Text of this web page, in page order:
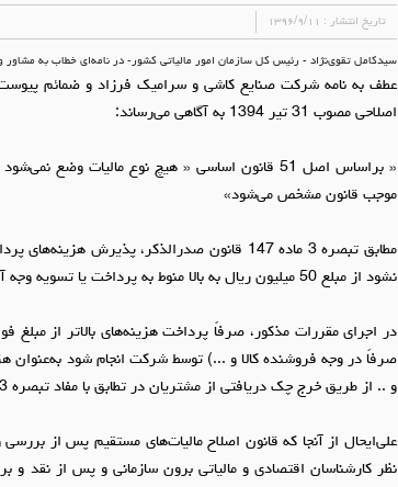
تاریخ انتشار : ۱۳۹۶/۹/۱۱
سیدکامل تقوی‌نژاد - رئیس کل سازمان امور مالیاتی کشور- در نامه‌ای خطاب به
اصلاحی مصوب 31 تیر 1394 به آگاهی می‌رساند:
« براساس اصل 51 قانون اساسی « هیچ نوع مالیات
موجب قانون مشخص می‌شود»
مطابق تبصره 3 ماده 147 قانون صدرالذکر،
نشود از مبلع 50 میلیون ریال به بالا منوط به پرداخت یا تسویه وجه آن از طریق سامانه ( سیستم) بانکی خواهد بود.
در اجرای مقررات مذکور، صرفاً پرداخت هزینه‌های بالاتر از
صرفاً در وجه فروشنده کالا و ...) توسط شرکت انجام شود به‌عنوان
و .. از طریق خرج چک دریافتی از مشتریان در تطابق با مفاد تبصره 3 ماده مذکور نمی‌باشد.
علی‌ایحال از آنجا که قانون اصلاح مالیات‌های مستقیم پس از
نظر کارشناسان اقتصادی و مالیاتی برون سازمانی و پس از